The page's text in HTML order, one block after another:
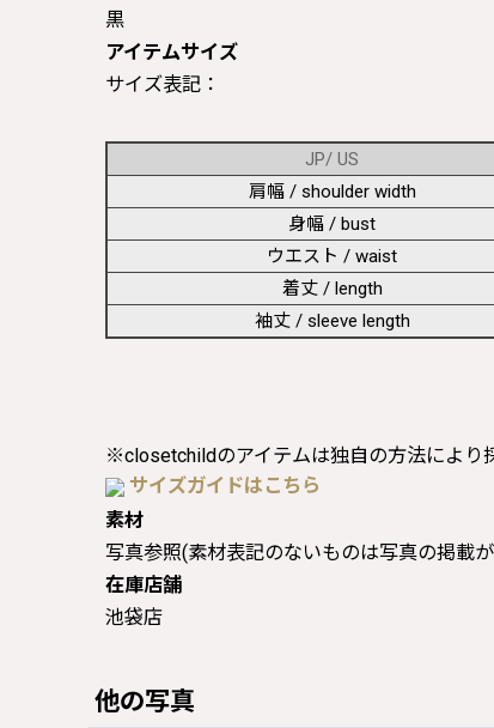
黒
アイテムサイズ
サイズ表記：
JP/ US
肩幅 / shoulder width
身幅 / bust
ウエスト / waist
着丈 / length
袖丈 / sleeve length
※closetchildのアイテムは独自の方法により
サイズガイドはこちら
素材
写真参照(素材表記のないものは写真の掲載
在庫店舗
池袋店
他の写真